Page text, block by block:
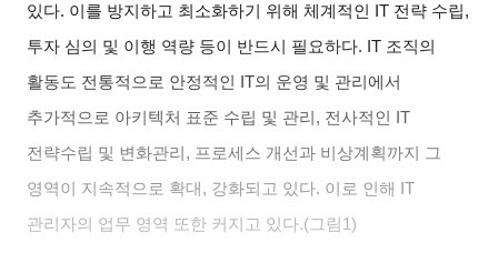
있다. 이를 방지하고 최소화하기 위해 체계적인 IT 전략 수립,
투자 심의 및 이행 역량 등이 반드시 필요하다. IT 조직의
활동도 전통적으로 안정적인 IT의 운영 및 관리에서
추가적으로 아키텍처 표준 수립 및 관리, 전사적인 IT
전략수립 및 변화관리, 프로세스 개선과 비상계획까지 그
영역이 지속적으로 확대, 강화되고 있다. 이로 인해 IT
관리자의 업무 영역 또한 커지고 있다.(그림1)